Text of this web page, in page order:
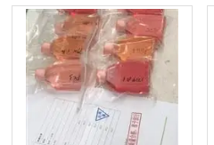
细胞系|STR入库